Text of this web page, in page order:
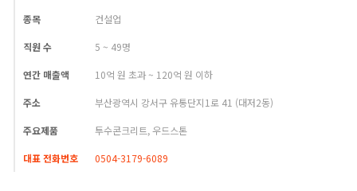
종목 건설업
직원 수 5 ~ 49명
연간 매출액 10억 원 초과 ~ 120억 원 이하
주소 부산광역시 강서구 유통단지1로 41 (대저2동)
주요제품 투수콘크리트, 우드스톤
대표 전화번호 0504-3179-6089